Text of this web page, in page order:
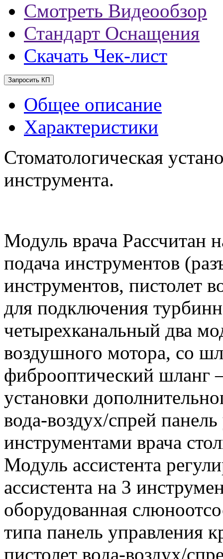
Смотреть Видеообзор
Стандарт Оснащения
Скачать Чек-лист
Запросить КП
Общее описание
Характеристики
Стоматологическая
инструмента.
Модуль врача Рассчитан
подача инструментов
инструментов, пистолет
для подключения
четырехканальный два
воздушного мотора, со
фиброоптический шланг
установки
вода-воздух/спрей
инструментами врача
Модуль ассистента
ассистента на 3
оборудованная
типа панель управления
пистолет вода-воздух/